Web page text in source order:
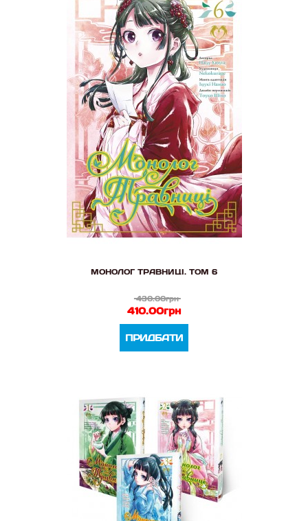
МОНОЛОГ ТРАВНИЦІ. ТОМ 6
430.00грн
410.00грн
ПРИДБАТИ